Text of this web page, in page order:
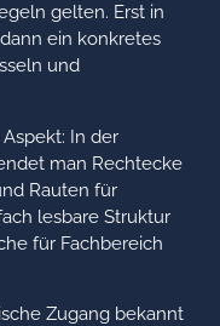
gelten. Erst in
ein konkretes
und
In der
man Rechtecke
Rauten für
lesbare Struktur
für Fachbereich
Zugang bekannt